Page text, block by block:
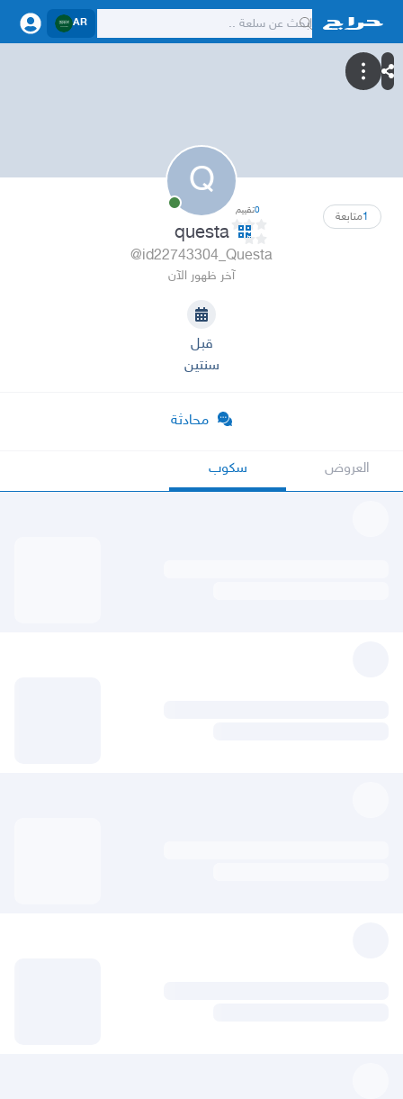
AR
Q
1متابعة 0تقييم
questa
@id22743304_Questa
آخر ظهور الآن
قبل
سنتين
محادثة
العروض سكوب